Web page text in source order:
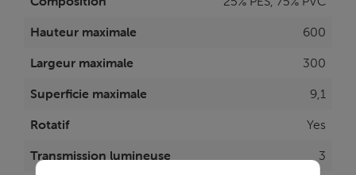
Hauteur maximale
600
Largeur maximale
300
Superficie maximale
9,1
Rotatif
Yes
Transmission lumineuse
3